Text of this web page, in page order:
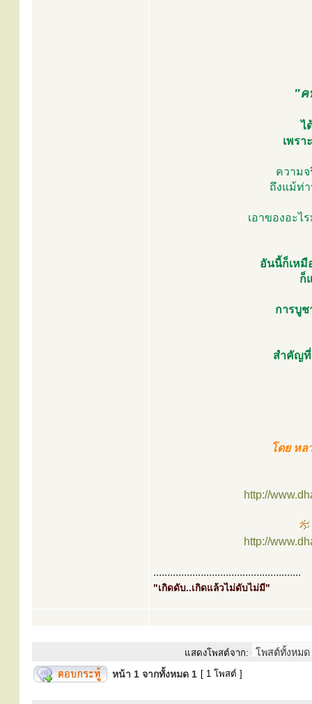
"ค
ไ
เพร
ความ
ถึงแม้ท่า
เอาของอะไ
อันนี้ก็เหมื
ก็
การบู
สำคัญที่
โดย ห
http://
http://
.....................................................
"เกิดดับ..เกิดแล้วไม่ดับไม่มี"
แสดงโพสต์จาก:
หน้า 1 จากทั้งหมด 1 [ 1 โพสต์ ]